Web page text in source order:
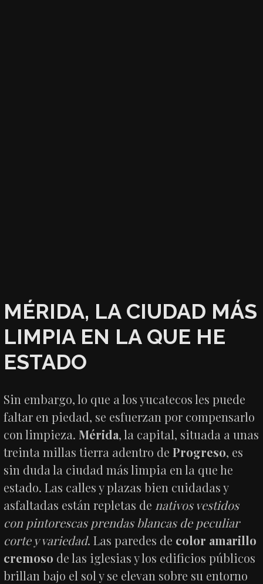
MÉRIDA, LA CIUDAD MÁS
LIMPIA EN LA QUE HE
ESTADO
Sin embargo, lo que a los yucatecos les puede
faltar en piedad, se esfuerzan por compensarlo
con limpieza.Mérida, la capital, situada a unas
treinta millas tierra adentro deProgreso, es
sin duda la ciudad más limpia en la que he
estado. Las calles y plazas bien cuidadas y
asfaltadas están repletas de nativos vestidos
con pintorescas prendas blancas de peculiar
corte y variedad. Las paredes de color amarillo
cremoso de las iglesias y los edificios públicos
brillan bajo el sol y se elevan sobre su entorno